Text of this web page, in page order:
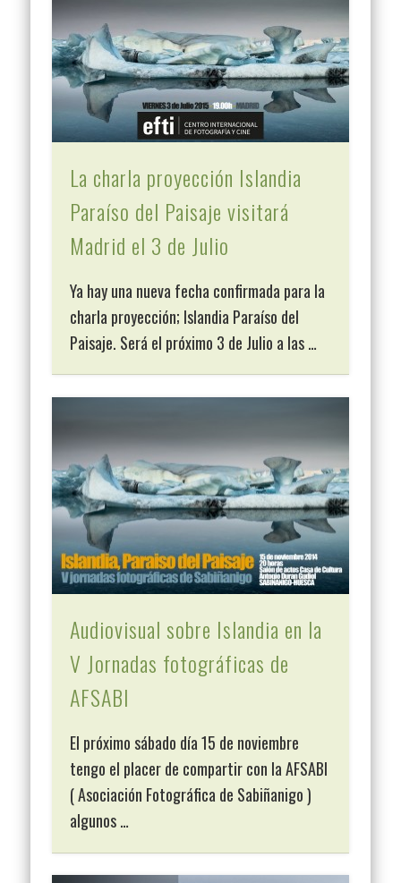
La charla proyección Islandia
Paraíso del Paisaje visitará
Madrid el 3 de Julio
Ya hay una nueva fecha confirmada para la
charla proyección; Islandia Paraíso del
Paisaje. Será el próximo 3 de Julio a las …
Audiovisual sobre Islandia en la
V Jornadas fotográficas de
AFSABI
El próximo sábado día 15 de noviembre
tengo el placer de compartir con la AFSABI
( Asociación Fotográfica de Sabiñanigo )
algunos …